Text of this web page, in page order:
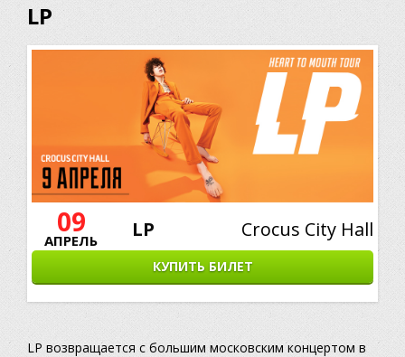
LP
09
АПРЕЛЬ LP Crocus City Hall
КУПИТЬ БИЛЕТ
LP возвращается c большим московским концертом в